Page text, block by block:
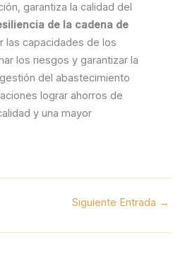
garantiza la calidad del
de la cadena de
las capacidades de los
los riesgos y garantizar la
del abastecimiento
lograr ahorros de
y una mayor
Siguiente Entrada →